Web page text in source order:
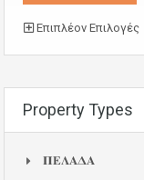
Επιπλέον Επιλογές
Property Types
𝚷𝚬𝚲𝚨𝚫𝚨